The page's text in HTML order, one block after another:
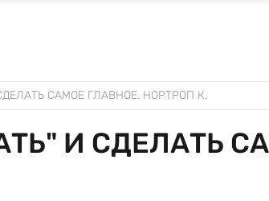
САМОЕ ГЛАВНОЕ. НОРТРОП К.
И СДЕЛАТЬ